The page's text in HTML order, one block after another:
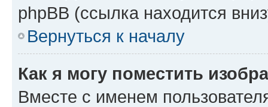
phpBB (ссылка находится
Вернуться к началу
Как я могу поместить
Вместе с именем